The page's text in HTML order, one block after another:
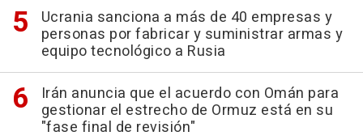
Ucrania sanciona a más de 40 empresas y
personas por fabricar y suministrar armas y
equipo tecnológico a Rusia
Irán anuncia que el acuerdo con Omán para
gestionar el estrecho de Ormuz está en su
"fase final de revisión"